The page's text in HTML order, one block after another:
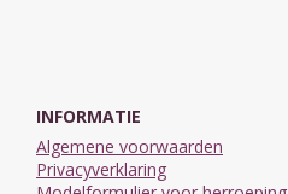
INFORMATIE
Algemene voorwaarden
Privacyverklaring